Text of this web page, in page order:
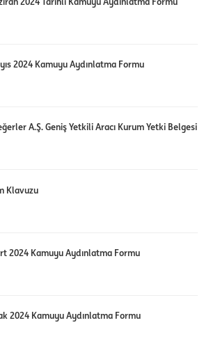
2024 Kamuyu Aydınlatma Formu
A.Ş. Geniş Yetkili Aracı Kurum Yetki Belgesi
Klavuzu
2024 Kamuyu Aydınlatma Formu
2024 Kamuyu Aydınlatma Formu